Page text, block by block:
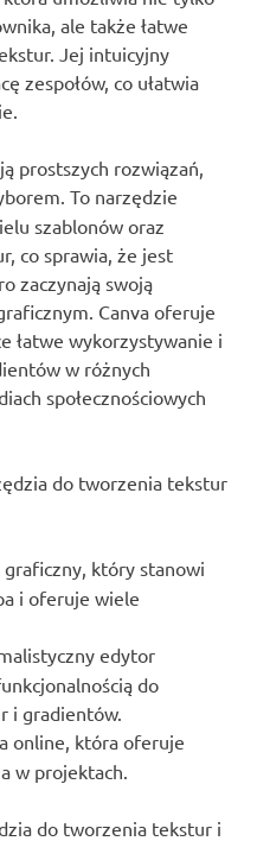
ale także łatwe
Jej intuicyjny
zespołów, co ułatwia
prostszych rozwiązań,
To narzędzie
szablonów oraz
co sprawia, że jest
zaczynają swoją
Canva oferuje
łatwe wykorzystywanie i
w różnych
społecznościowych
do tworzenia tekstur
który stanowi
i oferuje wiele
edytor
do
i gradientów.
online, która oferuje
w projektach.
do tworzenia tekstur i